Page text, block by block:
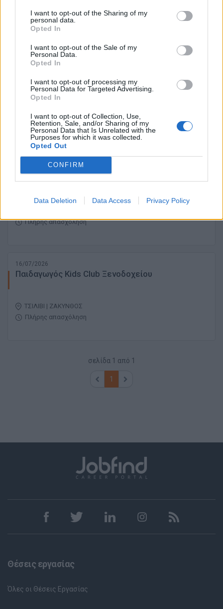
I want to opt-out of the Sharing of my
personal data.
Opted In
I want to opt-out of the Sale of my
Personal Data.
Opted In
I want to opt-out of processing my
Personal Data for Targeted Advertising.
Opted In
I want to opt-out of Collection, Use,
Retention, Sale, and/or Sharing of my
Personal Data that Is Unrelated with the
Purposes for which it was collected.
Opted Out
CONFIRM
Data Deletion Data Access Privacy Policy
ΖΑΚΥΝΘΟΣ
Πλήρης απασχόληση
Σερβιτόρος - Σερβιτορα
ΑΝΑΦΩΝΗΤΡΙΑ | ΖΑΚΥΝΘΟΣ
Πλήρης απασχόληση
Σερβιτόροι / Βοηθοί Σερβιτόρων
Πλήρης απασχόληση
16/07/2026
Παιδαγωγός Kids Club Ξενοδοχείου
ΤΣΙΛΙΒΙ | ΖΑΚΥΝΘΟΣ
Πλήρης απασχόληση
σελίδα 1 από 1
1
Θέσεις εργασίας
Όλες οι Θέσεις Εργασίας